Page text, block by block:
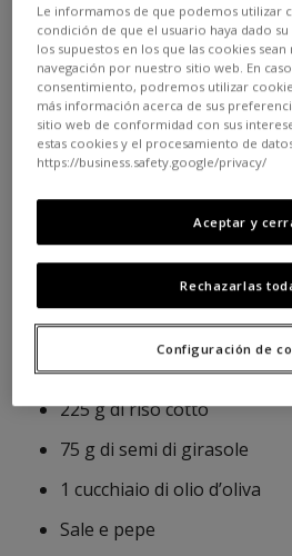
Ingredienti (per 20 polpette)
1 cucchiaio di olio d’oliva
2 manciate di funghi
1 spicchio d’aglio
2 barbabietole di media
grattugiate
50 g di fiocchi d’avena
225 g di riso cotto
75 g di semi di girasole
1 cucchiaio di olio d’oliva
Sale e pepe
Le informamos de que podemos utilizar
condición de que el usuario haya dado
los supuestos en los que las cookies sean
navegación por nuestro sitio web. En
consentimiento, podremos utilizar
más información acerca de sus
sitio web de conformidad con sus
estas cookies y el procesamiento de
https://business.safety.google/privacy/
Configuración de
Rechazarlas
Aceptar y